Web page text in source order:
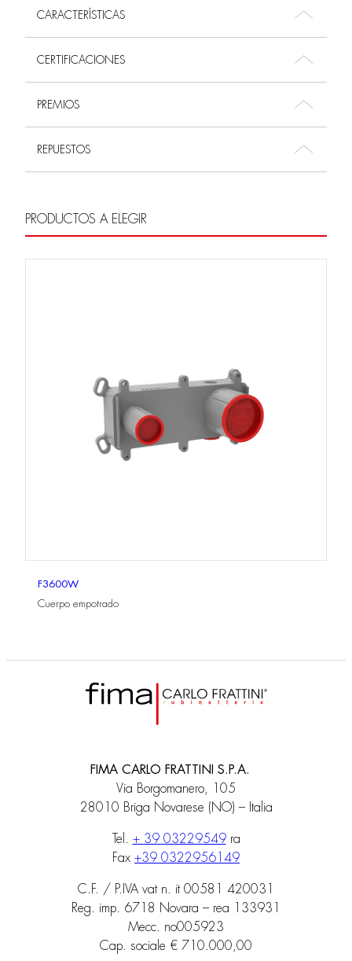
CARACTERÍSTICAS
CERTIFICACIONES
PREMIOS
REPUESTOS
PRODUCTOS A ELEGIR
F3600W
Cuerpo empotrado
FIMA CARLO FRATTINI S.P.A.
Via Borgomanero, 105
28010 Briga Novarese (NO) – Italia
Tel. + 39 03229549ra
Fax +39 0322956149
C.F. / P.IVA vat n. it 00581 420031
Reg. imp. 6718 Novara – rea 133931
Mecc. no005923
Cap. sociale € 710.000,00